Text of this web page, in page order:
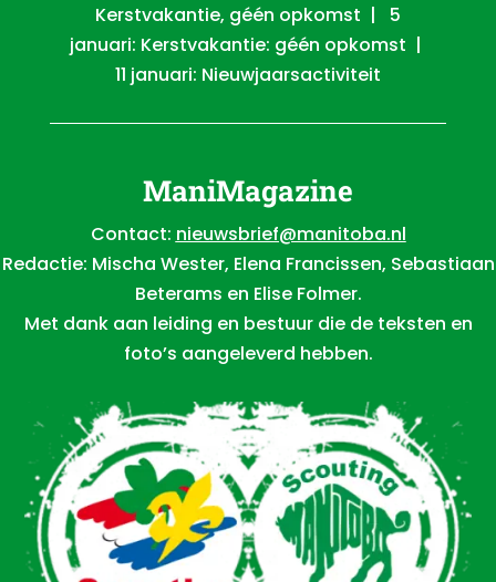
Kerstvakantie, géén opkomst | 5
januari: Kerstvakantie: géén opkomst |
11 januari: Nieuwjaarsactiviteit
ManiMagazine
Contact: nieuwsbrief@manitoba.nl
Redactie: Mischa Wester, Elena Francissen, Sebastiaan
Beterams en Elise Folmer.
Met dank aan leiding en bestuur die de teksten en
foto’s aangeleverd hebben.